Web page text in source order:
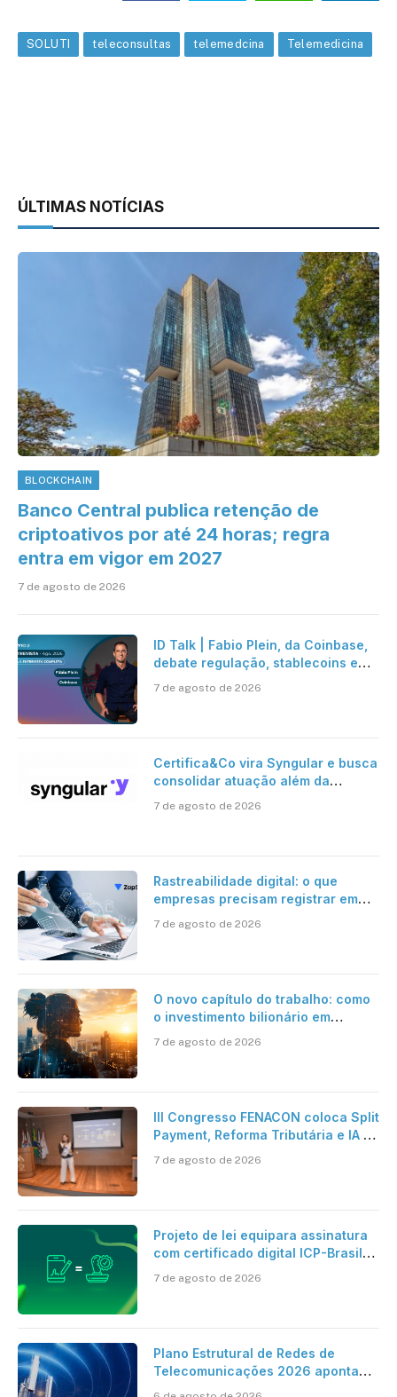
SOLUTI teleconsultas telemedcina Telemedicina
ÚLTIMAS NOTÍCIAS
BLOCKCHAIN
Banco Central publica retenção de
criptoativos por até 24 horas; regra
entra em vigor em 2027
7 de agosto de 2026
ID Talk | Fabio Plein, da Coinbase,
debate regulação, stablecoins e
7 de agosto de 2026
Certifica&Co vira Syngular e busca
consolidar atuação além da
7 de agosto de 2026
Rastreabilidade digital: o que
empresas precisam registrar em
7 de agosto de 2026
O novo capítulo do trabalho: como
o investimento bilionário em
verdadeira era da inteligência
7 de agosto de 2026
III Congresso FENACON coloca Split
Payment, Reforma Tributária e IA no
7 de agosto de 2026
Projeto de lei equipara assinatura
com certificado digital ICP-Brasil
cartório
7 de agosto de 2026
Plano Estrutural de Redes de
Telecomunicações 2026 aponta